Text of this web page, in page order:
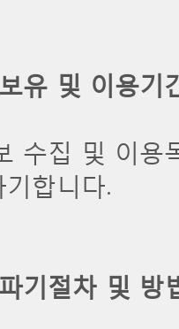
유 및 이용기
수집 및 이
합니다.
기절차 및 방